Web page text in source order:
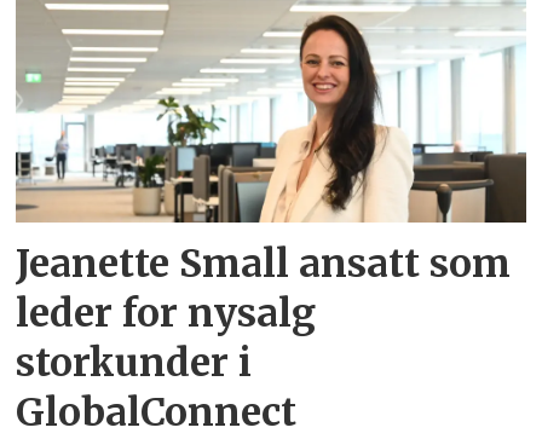
Jeanette Small ansatt som
leder for nysalg
storkunder i
GlobalConnect